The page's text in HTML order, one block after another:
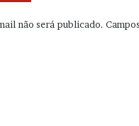
não será publicado.